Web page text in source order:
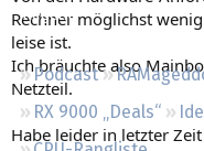
Regeln
Podcast
RX 9000 „Deals“
Rechner möglichst
leise ist.
Ich bräuchte also
Netzteil.
Habe leider in letzter